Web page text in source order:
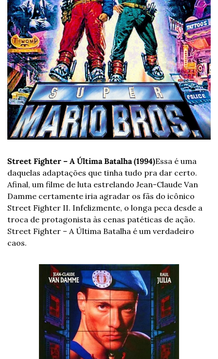
Street Fighter – A Última Batalha (1994)Essa é uma
daquelas adaptações que tinha tudo pra dar certo.
Afinal, um filme de luta estrelando Jean-Claude Van
Damme certamente iria agradar os fãs do icônico
Street Fighter II. Infelizmente, o longa peca desde a
troca de protagonista às cenas patéticas de ação.
Street Fighter – A Última Batalha é um verdadeiro
caos.